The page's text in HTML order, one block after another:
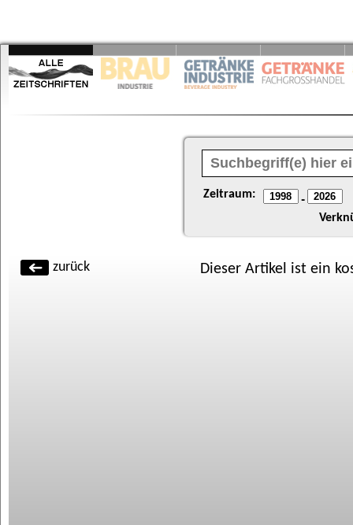
Zeitraum: -
zurück Dieser Artikel ist ein